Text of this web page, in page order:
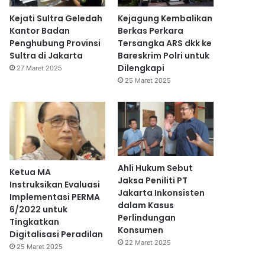
Kejati Sultra Geledah
Kantor Badan
Penghubung Provinsi
Sultra di Jakarta
27 Maret 2025
Kejagung Kembalikan
Berkas Perkara
Tersangka ARS dkk ke
Bareskrim Polri untuk
Dilengkapi
25 Maret 2025
Ketua MA
Instruksikan Evaluasi
Implementasi PERMA
6/2022 untuk
Tingkatkan
Digitalisasi Peradilan
25 Maret 2025
Ahli Hukum Sebut
Jaksa Peniliti PT
Jakarta Inkonsisten
dalam Kasus
Perlindungan
Konsumen
22 Maret 2025